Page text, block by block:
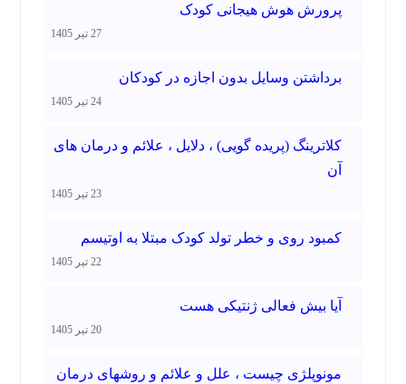
پرورش هوش هیجانی کودک
27 تیر 1405
برداشتن وسایل بدون اجازه در کودکان
24 تیر 1405
کلاترینگ (پریده گویی) ، دلایل ، علائم و درمان های
آن
23 تیر 1405
کمبود روی و خطر تولد کودک مبتلا به اوتیسم
22 تیر 1405
آیا بیش فعالی ژنتیکی هست
20 تیر 1405
مونوپلژی چیست ، علل و علائم و روشهای درمان